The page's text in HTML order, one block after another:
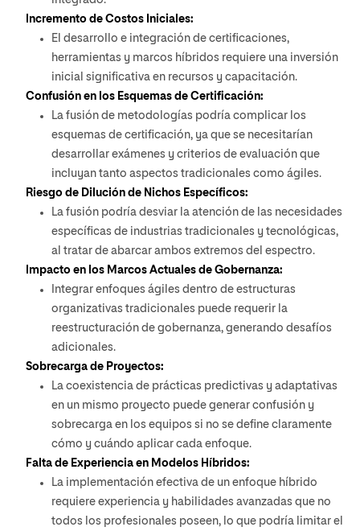
Incremento de Costos Iniciales:
El desarrollo e integración de certificaciones,
herramientas y marcos híbridos requiere una inversión
inicial significativa en recursos y capacitación.
Confusión en los Esquemas de Certificación:
La fusión de metodologías podría complicar los
esquemas de certificación, ya que se necesitarían
desarrollar exámenes y criterios de evaluación que
incluyan tanto aspectos tradicionales como ágiles.
Riesgo de Dilución de Nichos Específicos:
La fusión podría desviar la atención de las necesidades
específicas de industrias tradicionales y tecnológicas,
al tratar de abarcar ambos extremos del espectro.
Impacto en los Marcos Actuales de Gobernanza:
Integrar enfoques ágiles dentro de estructuras
organizativas tradicionales puede requerir la
reestructuración de gobernanza, generando desafíos
adicionales.
Sobrecarga de Proyectos:
La coexistencia de prácticas predictivas y adaptativas
en un mismo proyecto puede generar confusión y
sobrecarga en los equipos si no se define claramente
cómo y cuándo aplicar cada enfoque.
Falta de Experiencia en Modelos Híbridos:
La implementación efectiva de un enfoque híbrido
requiere experiencia y habilidades avanzadas que no
todos los profesionales poseen, lo que podría limitar el